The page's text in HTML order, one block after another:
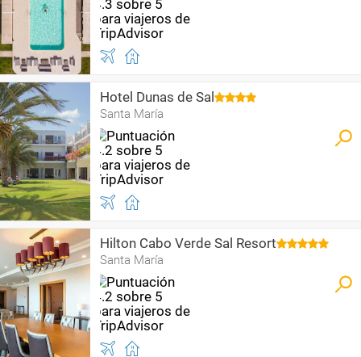
Hotel Dunas de Sal
Santa María
Hilton Cabo Verde Sal Resort
Santa María